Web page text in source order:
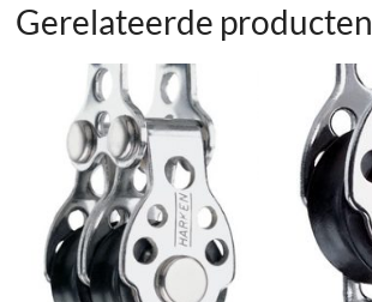
Gerelateerde producten